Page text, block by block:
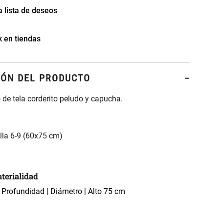
en tiendas
DEL PRODUCTO
tela corderito peludo y capucha.
6-9 (60x75 cm)
| Diámetro | Alto 75 cm